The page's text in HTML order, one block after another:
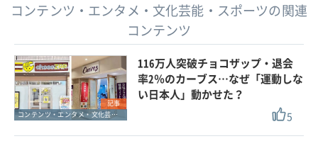
コンテンツ・エンタメ・文化芸能・スポーツの関連
コンテンツ
記事
コンテンツ・エンタメ・文化芸能・スポーツ
116万人突破チョコザップ・退会
率2％のカーブス…なぜ「運動しな
い日本人」動かせた？
5